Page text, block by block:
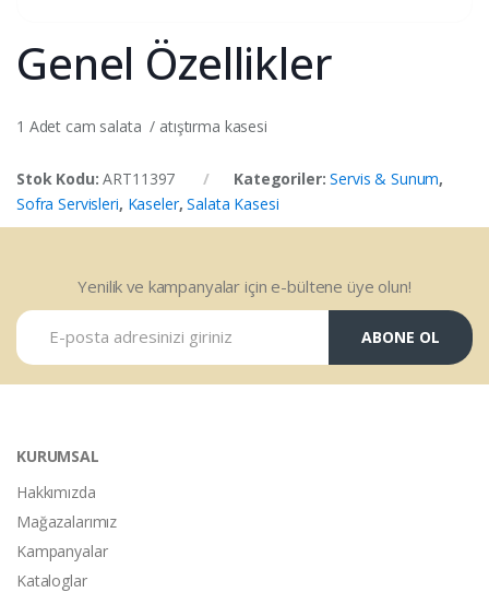
Genel Özellikler
1 Adet cam salata / atıştırma kasesi
Stok Kodu:ART11397 Kategoriler:Servis & Sunum,
Sofra Servisleri, Kaseler,Salata Kasesi
Yenilik ve kampanyalar için e-bültene üye olun!
ABONE OL
KURUMSAL
Hakkımızda
Mağazalarımız
Kampanyalar
Kataloglar